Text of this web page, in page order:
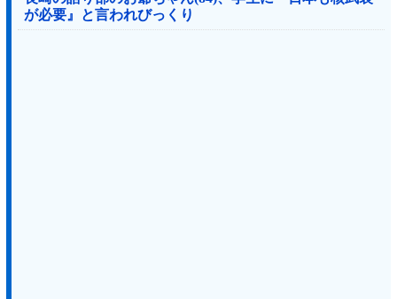
が必要』と言われびっくり